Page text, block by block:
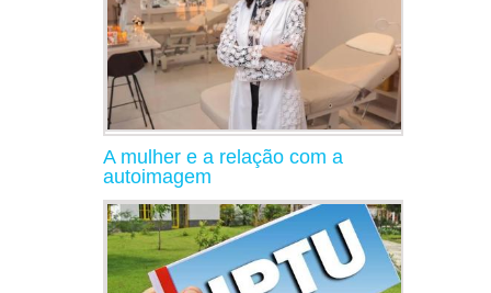
A mulher e a relação com a
autoimagem